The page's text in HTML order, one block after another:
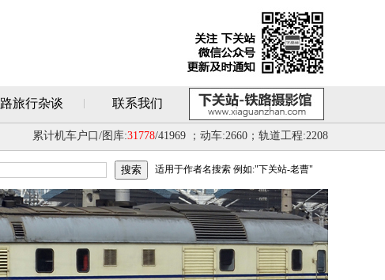
旅行杂谈 联系我们
累计机车户口/图库:31778/41969 ；动车:2660；轨道工程:2208
适用于作者名搜索 例如:"下关站-老曹"